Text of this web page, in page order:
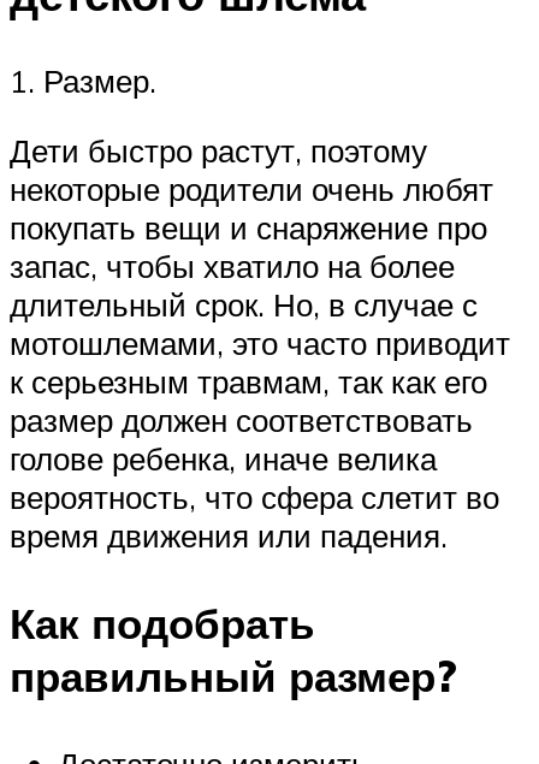
1. Размер.
Дети быстро растут, поэтому
некоторые родители очень любят
покупать вещи и снаряжение про
запас, чтобы хватило на более
длительный срок. Но, в случае с
мотошлемами, это часто приводит
к серьезным травмам, так как его
размер должен соответствовать
голове ребенка, иначе велика
вероятность, что сфера слетит во
время движения или падения.
Как подобрать
правильный размер?